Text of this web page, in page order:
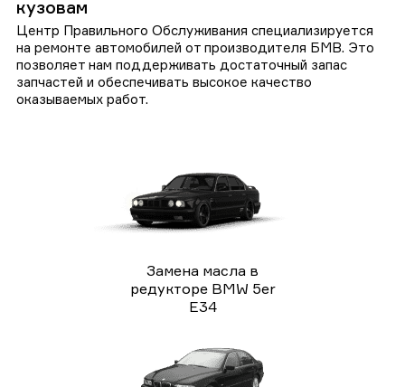
кузовам
Центр Правильного Обслуживания специализируется
на ремонте автомобилей от производителя БМВ. Это
позволяет нам поддерживать достаточный запас
запчастей и обеспечивать высокое качество
оказываемых работ.
Замена масла в
редукторе BMW 5er
E34